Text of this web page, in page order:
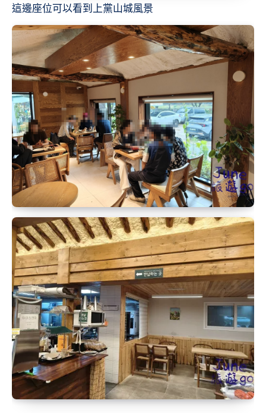
這邊座位可以看到上黨山城風景